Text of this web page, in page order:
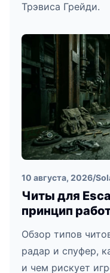
Трэвиса Грейди.
10 августа, 2026/
Читы для
принцип
Обзор типов
радар и спуфер,
и чем рискует